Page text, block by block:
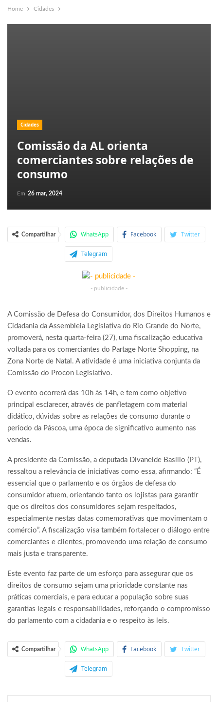
Home Cidades
Cidades
Comissão da AL orienta
comerciantes sobre relações de
consumo
Em 26 mar, 2024
Compartilhar WhatsApp Facebook Twitter
Telegram
- publicidade -
A Comissão de Defesa do Consumidor, dos Direitos Humanos e
Cidadania da Assembleia Legislativa do Rio Grande do Norte,
promoverá, nesta quarta-feira (27), uma fiscalização educativa
voltada para os comerciantes do Partage Norte Shopping, na
Zona Norte de Natal. A atividade é uma iniciativa conjunta da
Comissão do Procon Legislativo.
O evento ocorrerá das 10h às 14h, e tem como objetivo
principal esclarecer, através de panfletagem com material
didático, dúvidas sobre as relações de consumo durante o
período da Páscoa, uma época de significativo aumento nas
vendas.
A presidente da Comissão, a deputada Divaneide Basílio (PT),
ressaltou a relevância de iniciativas como essa, afirmando: “É
essencial que o parlamento e os órgãos de defesa do
consumidor atuem, orientando tanto os lojistas para garantir
que os direitos dos consumidores sejam respeitados,
especialmente nestas datas comemorativas que movimentam o
comércio”. A fiscalização visa também fortalecer o diálogo entre
comerciantes e clientes, promovendo uma relação de consumo
mais justa e transparente.
Este evento faz parte de um esforço para assegurar que os
direitos de consumo sejam uma prioridade constante nas
práticas comerciais, e para educar a população sobre suas
garantias legais e responsabilidades, reforçando o compromisso
do parlamento com a cidadania e o respeito às leis.
Compartilhar WhatsApp Facebook Twitter
Telegram